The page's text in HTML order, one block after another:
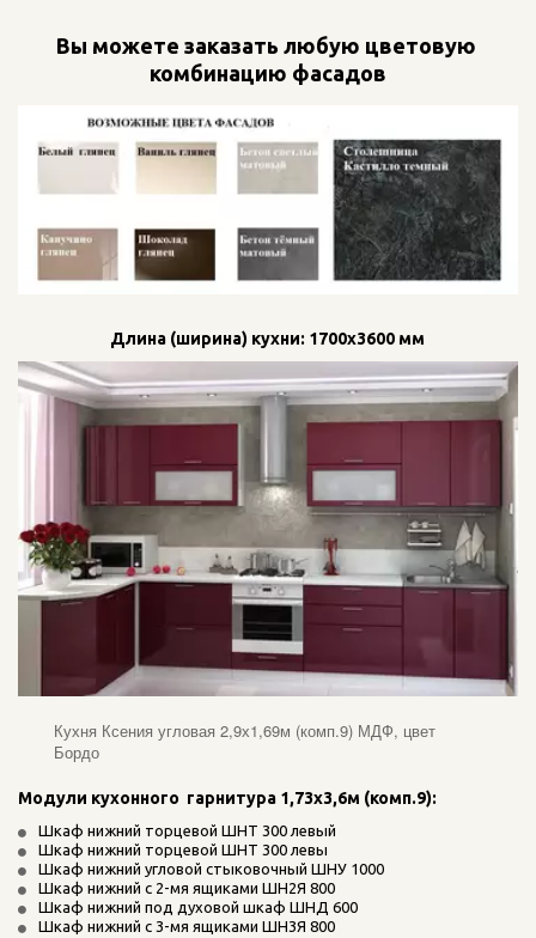
Вы можете заказать любую цветовую
комбинацию фасадов
Длина (ширина) кухни: 1700х3600 мм
Кухня Ксения угловая 2,9х1,69м (комп.9) МДФ, цвет
Бордо
Модули кухонного  гарнитура 1,73х3,6м (комп.9):
Шкаф нижний торцевой ШНТ 300 левый
Шкаф нижний торцевой ШНТ 300 левы
Шкаф нижний угловой стыковочный ШНУ 1000
Шкаф нижний с 2-мя ящиками ШН2Я 800
Шкаф нижний под духовой шкаф ШНД 600
Шкаф нижний с 3-мя ящиками ШН3Я 800